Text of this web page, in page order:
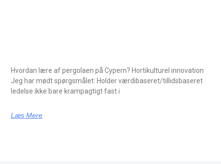
Hvordan lære af pergolaen på Cypern? Hortikulturel innovation
Jeg har mødt spørgsmålet: Holder værdibaseret/tillidsbaseret
ledelse ikke bare krampagtigt fast i
Læs Mere